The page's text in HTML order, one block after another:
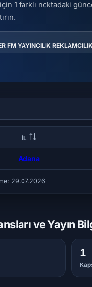
için 1 farklı noktadaki
FM YAYINCILIK
İL
Adana
29.07.2026
ve Yayın
1